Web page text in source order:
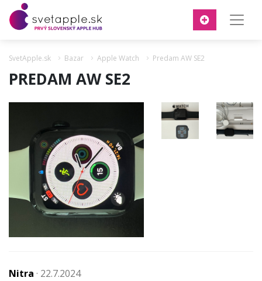
SvetApple.sk Bazar Apple Watch Predam AW SE2
PREDAM AW SE2
Nitra · 22.7.2024